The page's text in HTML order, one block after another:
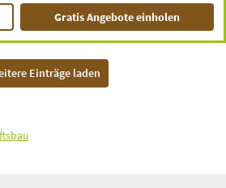
Gratis Angebote einholen
Einträge laden